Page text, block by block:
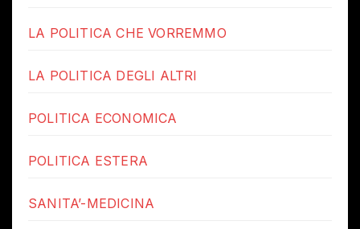
LA POLITICA CHE VORREMMO
LA POLITICA DEGLI ALTRI
POLITICA ECONOMICA
POLITICA ESTERA
SANITA’-MEDICINA